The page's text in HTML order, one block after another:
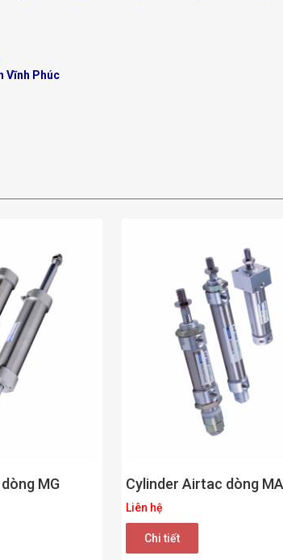
Vĩnh Phúc
MG Cylinder Airtac dòng MA
Liên hệ
Chi tiết